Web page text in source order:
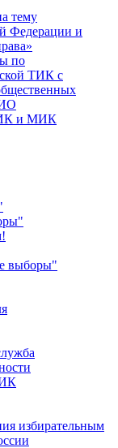
тему
Федерации и
по
ТИК с
и МИК
выборы"
избирательным